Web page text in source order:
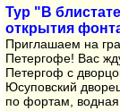
Тур "В
открытия
Приглашаем на
Петергофе! Вас
Петергоф с
Юсуповский
по фортам, водная